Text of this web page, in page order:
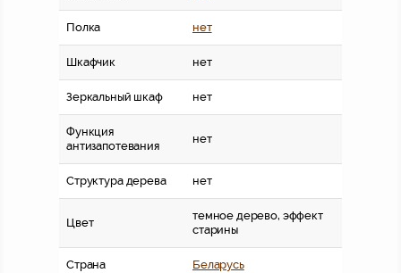
Полка нет
Шкафчик нет
Зеркальный шкаф нет
Функция
антизапотевания
нет
Структура дерева нет
Цвет
темное дерево, эффект
старины
Страна Беларусь